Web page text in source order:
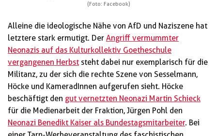
(Foto: Facebook)
Alleine die ideologische Nähe von AfD und Naziszene hat
letztere stark ermutigt. Der Angriff vermummter
Neonazis auf das Kulturkollektiv Goetheschule
vergangenen Herbst steht dabei nur exemplarisch für die
Militanz, zu der sich die rechte Szene von Sesselmann,
Höcke und KameradInnen aufgerufen sieht. Höcke
beschäftigt den gut vernetzten Neonazi Martin Schieck
für die Medienarbeit der Fraktion, Jürgen Pohl den
Neonazi Benedikt Kaiser als Bundestagsmitarbeiter. Bei